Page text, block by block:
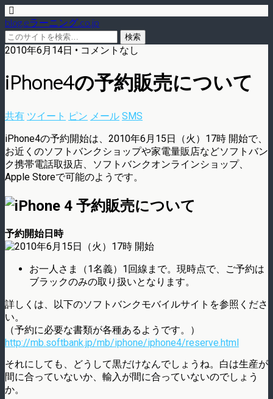
blog.eラーニング.co.jp
2010年6月14日 • コメントなし
iPhone4の予約販売について
共有 ツイート ピン メール SMS
iPhone4の予約開始は、2010年6月15日（火）17時 開始で、
お近くのソフトバンクショップや家電量販店などソフトバン
ク携帯電話取扱店、ソフトバンクオンラインショップ、
Apple Storeで可能のようです。
予約開始日時
お一人さま（1名義）1回線まで。現時点で、ご予約は
ブラックのみの取り扱いとなります。
詳しくは、以下のソフトバンクモバイルサイトを参照くださ
い。
（予約に必要な書類が各種あるようです。）
http://mb.softbank.jp/mb/iphone/iphone4/reserve.html
それにしても、どうして黒だけなんでしょうね。白は生産が
間に合っていないか、輸入が間に合っていないのでしょう
か。